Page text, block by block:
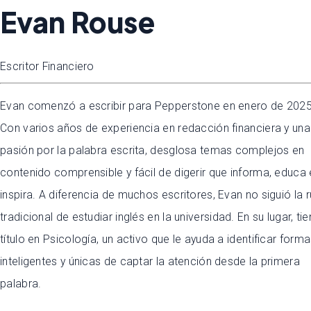
Evan Rouse
Escritor Financiero
Evan comenzó a escribir para Pepperstone en enero de
Con varios años de experiencia en redacción financiera y una
pasión por la palabra escrita, desglosa temas complejos en
contenido comprensible y fácil de digerir que informa, educa
inspira. A diferencia de muchos escritores, Evan no siguió la
tradicional de estudiar inglés en la universidad. En su lugar,
título en Psicología, un activo que le ayuda a identificar
inteligentes y únicas de captar la atención desde la primera
palabra.